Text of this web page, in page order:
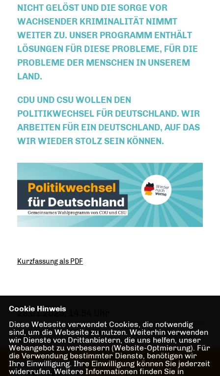
NICHT GELÖST UND DIE SORGE VOR
WACHSENDER KRIMINALITÄT NIMMT
WEITER ZU. UNSER PROGRAMM ENTHÄLT
LÖSUNGEN FÜR DIESE PROBLEME, FÜR DIE
PROBLEME DER MENSCHEN IN UNSEREM
LAND.
CDU UND CSU WOLLEN DEN
POLITIKWECHSEL FÜR DEUTSCHLAND. WIR
ARBEITEN FÜR EIN DEUTSCHLAND, AUF DAS
WIR WIEDER STOLZ SEIN KÖNNEN.
Kurzfassung als PDF
28.01.2025, 14:54 Uhr
Herzlich Willkommen beim CDU
Cookie Hinweis
Diese Webseite verwendet Cookies, die notwendig
sind, um die Webseite zu nutzen. Weiterhin verwenden
wir Dienste von Drittanbietern, die uns helfen, unser
Webangebot zu verbessern (Website-Optmierung). Für
die Verwendung bestimmter Dienste, benötigen wir
Ihre Einwilligung. Ihre Einwilligung können Sie jederzeit
widerrufen. Weitere Informationen finden Sie in